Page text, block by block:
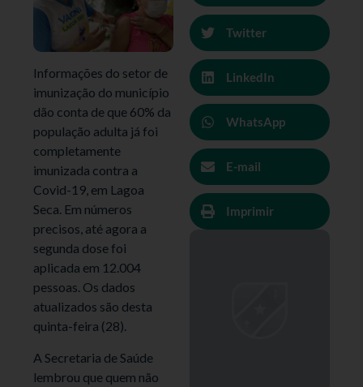
Informações do setor de
imunização do município
dão conta de que 60% da
população adulta já foi
completamente
imunizada contra a
Covid-19, em Lagoa
Seca. Em números
precisos, até agora a
segunda dose foi
aplicada em 12.004
pessoas. Os dados
atualizados são desta
quinta-feira (28).
A Secretaria de Saúde
lembrou que quem não
Twitter
LinkedIn
WhatsApp
E-mail
Imprimir